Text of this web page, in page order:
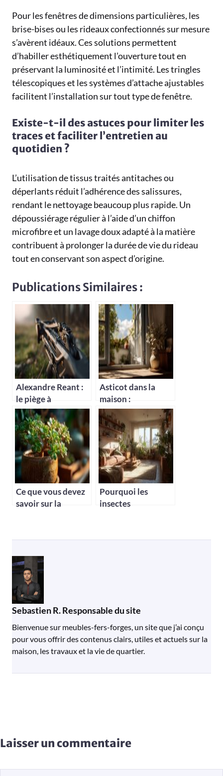
Pour les fenêtres de dimensions particulières, les
brise-bises ou les rideaux confectionnés sur mesure
s’avèrent idéaux. Ces solutions permettent
d’habiller esthétiquement l’ouverture tout en
préservant la luminosité et l’intimité. Les tringles
télescopiques et les systèmes d’attache ajustables
facilitent l’installation sur tout type de fenêtre.
Existe-t-il des astuces pour limiter les
traces et faciliter l’entretien au
quotidien ?
L’utilisation de tissus traités antitaches ou
déperlants réduit l’adhérence des salissures,
rendant le nettoyage beaucoup plus rapide. Un
dépoussiérage régulier à l’aide d’un chiffon
microfibre et un lavage doux adapté à la matière
contribuent à prolonger la durée de vie du rideau
tout en conservant son aspect d’origine.
Publications Similaires :
Alexandre Reant :
le piège à
moustique le plus
efficace
Asticot dans la
maison :
signification et
solutions
Ce que vous devez
savoir sur la
Pourquoi les
insectes
comment s’en
Sebastien R. Responsable du site
Bienvenue sur meubles-fers-forges, un site que j’ai conçu
pour vous offrir des contenus clairs, utiles et actuels sur la
maison, les travaux et la vie de quartier.
Laisser un commentaire